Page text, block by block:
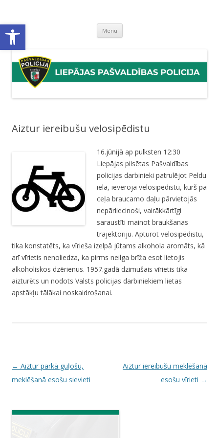
Open toolbar Menu Skip
content
Aiztur iereibušu velosipēdistu
16.jūnijā ap pulksten 12:30
Liepājas pilsētas Pašvaldības
policijas darbinieki patrulējot Peldu
ielā, ievēroja velosipēdistu, kurš pa
ceļa braucamo daļu pārvietojās
nepārliecinoši, vairākkārtīgi
saraustīti mainot braukšanas
trajektoriju. Apturot velosipēdistu,
tika konstatēts, ka vīrieša izelpā jūtams alkohola aromāts, kā
arī vīrietis nenoliedza, ka pirms neilga brīža esot lietojis
alkoholiskos dzērienus. 1957.gadā dzimušais vīrietis tika
aizturēts un nodots Valsts policijas darbiniekiem lietas
apstākļu tālākai noskaidrošanai.
P
o
← Aiztur parkā guļošu,
meklēšanā esošu sievieti
Aiztur iereibušu meklēšanā
esošu vīrieti →